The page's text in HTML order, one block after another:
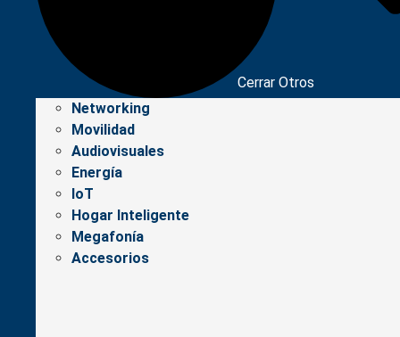
Cerrar Otros
Networking
Movilidad
Audiovisuales
Energía
IoT
Hogar Inteligente
Megafonía
Accesorios